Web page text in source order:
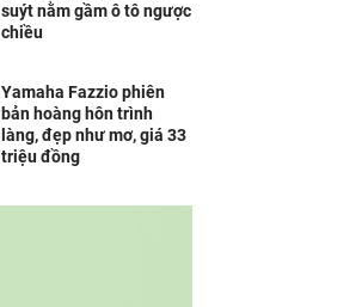
suýt nằm gầm ô tô ngược
chiều
Yamaha Fazzio phiên
bản hoàng hôn trình
làng, đẹp như mơ, giá 33
triệu đồng